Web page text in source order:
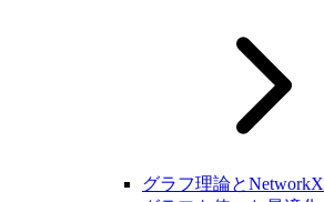
グラフ理論とNetworkX